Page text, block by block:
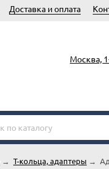
Доставка и оплата
Москва,
→ Т-кольца, адаптеры →